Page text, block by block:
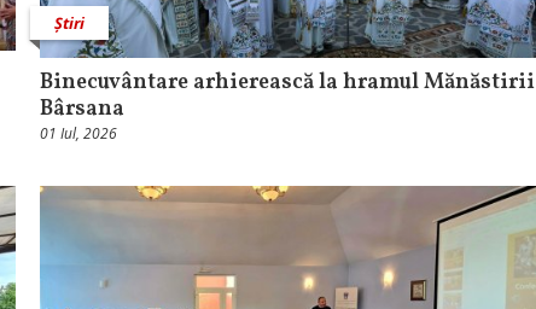
Știri
Binecuvântare arhierească la hramul Mănăstirii
Bârsana
01 Iul, 2026